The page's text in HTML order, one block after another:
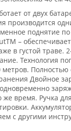
от двух
производится
поднятие
–
в густой траве.
Технология
Полностью
Двойное
же время. Ручка
с другими